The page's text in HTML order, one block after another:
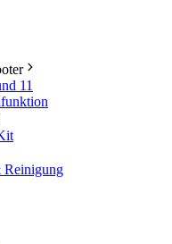
11
Reinigung